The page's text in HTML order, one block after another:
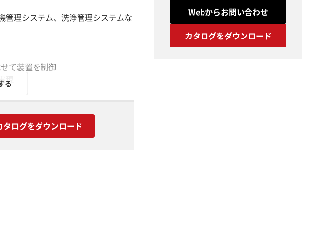
管理システム、洗浄管理システムな
て装置を制御
現
る
タログをダウンロード
Webからお問い合わせ
カタログをダウンロード